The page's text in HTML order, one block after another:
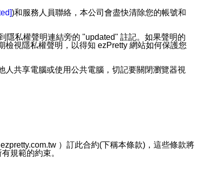
)和服務人員聯絡，本公司會盡快清除您的帳號和
隱私權聲明連結旁的 "updated" 註記。如果聲明的
視隱私權聲明，以得知 ezPretty 網站如何保護您
共享電腦或使用公共電腦，切記要關閉瀏覽器視
到通知型訊息。
）訂此合約(下稱本條款)，這些條款將
規範的約束。